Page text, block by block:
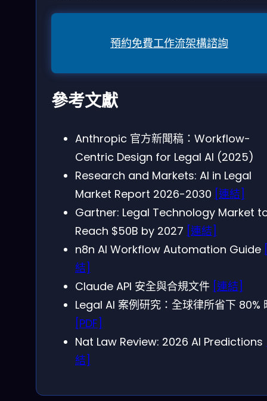
預約免費工作流架構諮詢
參考文獻
Anthropic 官方新聞稿：Workflow-
Centric Design for Legal AI (2025)
Research and Markets: AI in Legal
Market Report 2026-2030 [連結]
Gartner: Legal Technology Market
Reach $50B by 2027 [連結]
n8n AI Workflow Automation Guide
結]
Claude API 安全與合規文件 [連結]
Legal AI 案例研究：全球律所省下 80%
[PDF]
Nat Law Review: 2026 AI Predictions
結]